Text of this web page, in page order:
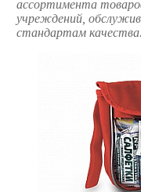
ассортимента
учреждений,
стандартам качества.